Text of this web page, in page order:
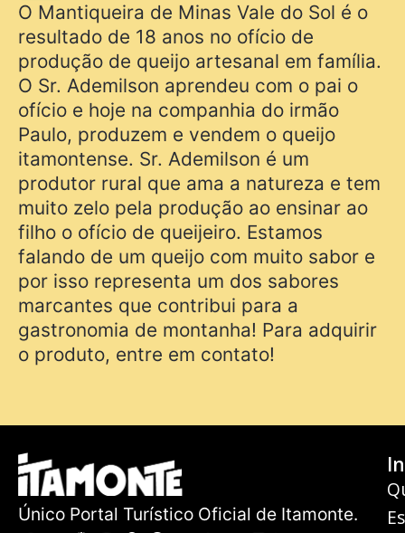
O Mantiqueira de Minas Vale do Sol é o
resultado de 18 anos no ofício de
produção de queijo artesanal em família.
O Sr. Ademilson aprendeu com o pai o
ofício e hoje na companhia do irmão
Paulo, produzem e vendem o queijo
itamontense. Sr. Ademilson é um
produtor rural que ama a natureza e tem
muito zelo pela produção ao ensinar ao
filho o ofício de queijeiro. Estamos
falando de um queijo com muito sabor e
por isso representa um dos sabores
marcantes que contribui para a
gastronomia de montanha! Para adquirir
o produto, entre em contato!
Único Portal Turístico Oficial de Itamonte.